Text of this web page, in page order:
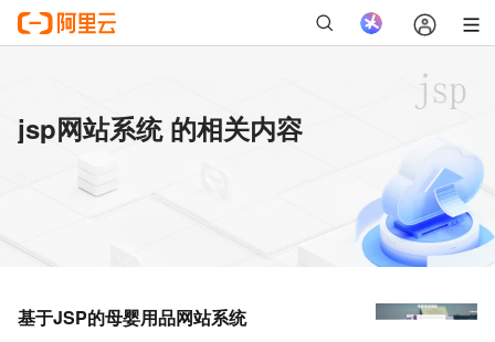
jsp网站系统 的相关内容
基于JSP的母婴用品网站系统